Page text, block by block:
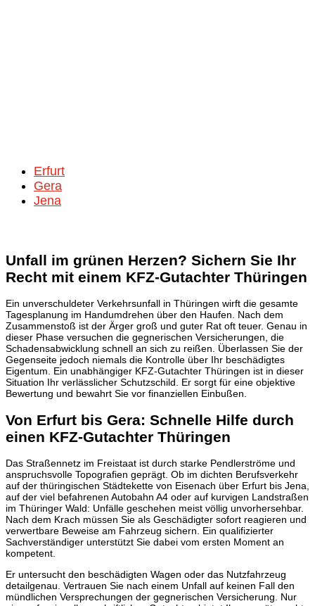
Erfurt
Gera
Jena
Unfall im grünen Herzen? Sichern Sie Ihr
Recht mit einem KFZ-Gutachter Thüringen
Ein unverschuldeter Verkehrsunfall in Thüringen wirft die gesamte
Tagesplanung im Handumdrehen über den Haufen. Nach dem
Zusammenstoß ist der Ärger groß und guter Rat oft teuer. Genau in
dieser Phase versuchen die gegnerischen Versicherungen, die
Schadensabwicklung schnell an sich zu reißen. Überlassen Sie der
Gegenseite jedoch niemals die Kontrolle über Ihr beschädigtes
Eigentum. Ein unabhängiger KFZ-Gutachter Thüringen ist in dieser
Situation Ihr verlässlicher Schutzschild. Er sorgt für eine objektive
Bewertung und bewahrt Sie vor finanziellen Einbußen.
Von Erfurt bis Gera: Schnelle Hilfe durch
einen KFZ-Gutachter Thüringen
Das Straßennetz im Freistaat ist durch starke Pendlerströme und
anspruchsvolle Topografien geprägt. Ob im dichten Berufsverkehr
auf der thüringischen Städtekette von Eisenach über Erfurt bis Jena,
auf der viel befahrenen Autobahn A4 oder auf kurvigen Landstraßen
im Thüringer Wald: Unfälle geschehen meist völlig unvorhersehbar.
Nach dem Krach müssen Sie als Geschädigter sofort reagieren und
verwertbare Beweise am Fahrzeug sichern. Ein qualifizierter
Sachverständiger unterstützt Sie dabei vom ersten Moment an
kompetent.
Er untersucht den beschädigten Wagen oder das Nutzfahrzeug
detailgenau. Vertrauen Sie nach einem Unfall auf keinen Fall den
mündlichen Versprechungen der gegnerischen Versicherung. Nur